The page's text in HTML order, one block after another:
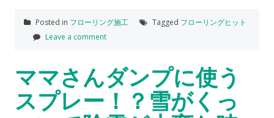
Posted in フローリング施工 Tagged フローリングヒット
Leave a comment
ママさんダンプに使う
スプレー！？雪がくっ